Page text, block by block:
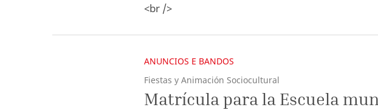
<br />
ANUNCIOS E BANDOS
Fiestas y Animación Sociocultural
Matrícula para la Escuela